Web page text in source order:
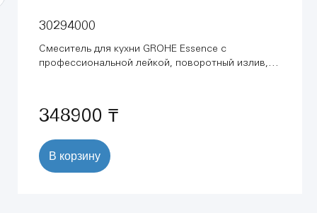
30294000
Смеситель для кухни GROHE Essence с
профессиональной лейкой, поворотный излив,
348900 ₸
В корзину